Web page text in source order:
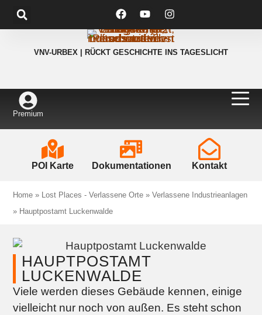
VNV-URBEX | RÜCKT GESCHICHTE INS TAGESLICHT
Premium
POI Karte Dokumentationen Kontakt
Home » Lost Places - Verlassene Orte »Verlassene Industrieanlagen
» Hauptpostamt Luckenwalde
HAUPTPOSTAMT
LUCKENWALDE
Viele werden dieses Gebäude kennen, einige
vielleicht nur noch von außen. Es steht schon